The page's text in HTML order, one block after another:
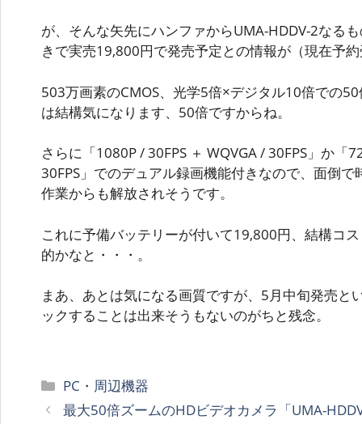
が、そんな矢先にハンファからUMA-HDDV-2なる
きで実売19,800円で発売予定との情報が（現在予
503万画素のCMOS、光学5倍×デジタル10倍での
は結構気になります、50倍ですからね。
さらに「1080P / 30FPS ＋ WQVGA / 30FPS」か「
30FPS」でのデュアル録画機能付きなので、面倒
作業からも解放されそうです。
これに予備バッテリーが付いて19,800円、結構コ
的かなと・・・。
まあ、あとは気になる画質ですが、5月中旬発売と
ックすることは出来そうもないのがちと残念。
カ
テ
PC・周辺機器
最大50倍ズームのHDビデオカメラ「UMA-